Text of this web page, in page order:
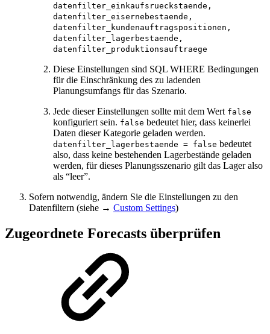
datenfilter_einkaufsrueckstaende,
datenfilter_eisernebestaende,
datenfilter_kundenauftragspositionen,
datenfilter_lagerbestaende,
datenfilter_produktionsauftraege
Diese Einstellungen sind SQL WHERE Bedingungen
für die Einschränkung des zu ladenden
Planungsumfangs für das Szenario.
Jede dieser Einstellungen sollte mit dem Wert false
konfiguriert sein. false bedeutet hier, dass keinerlei
Daten dieser Kategorie geladen werden.
datenfilter_lagerbestaende = false bedeutet
also, dass keine bestehenden Lagerbestände geladen
werden, für dieses Planungsszenario gilt das Lager also
als “leer”.
Sofern notwendig, ändern Sie die Einstellungen zu den
Datenfiltern (siehe → Custom Settings)
Zugeordnete Forecasts überprüfen